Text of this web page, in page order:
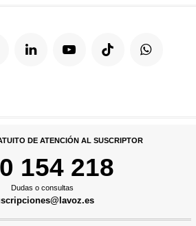
DE ATENCIÓN AL SUSCRIPTOR
154 218
Dudas o consultas